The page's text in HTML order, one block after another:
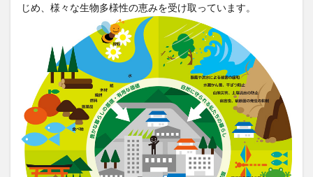
3.2
「里
地里
山な
どの
手入
れ不
足に
よる
自然
じめ、様々な生物多様性の恵みを受け取っています。